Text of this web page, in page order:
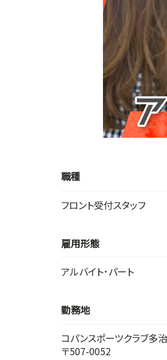
職種
フロント受付スタッフ
雇用形態
アルバイト･パート
勤務地
コパンスポーツクラブ多
〒507-0052